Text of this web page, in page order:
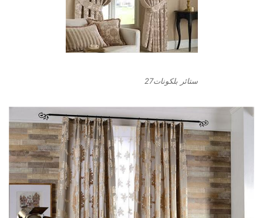
ستائر بلكونات27